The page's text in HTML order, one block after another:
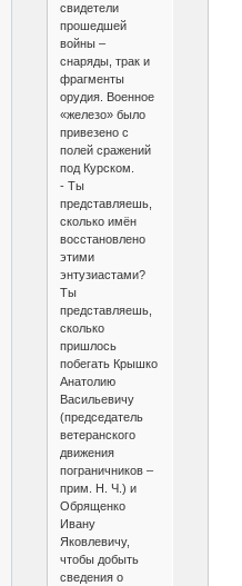
свидетели
прошедшей
войны –
снаряды, трак и
фрагменты
орудия. Военное
«железо» было
привезено с
полей сражений
под Курском.
- Ты
представляешь,
сколько имён
восстановлено
этими
энтузиастами?
Ты
представляешь,
сколько
пришлось
побегать Крышко
Анатолию
Васильевичу
(председатель
ветеранского
движения
пограничников –
прим. Н. Ч.) и
Обрященко
Ивану
Яковлевичу,
чтобы добыть
сведения о